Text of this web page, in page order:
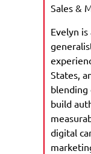
Sales &
Evelyn
States,
build
digital